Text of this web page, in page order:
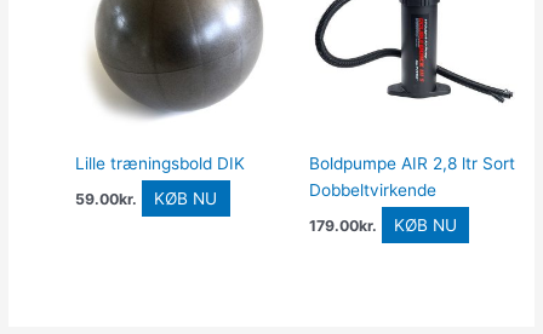
Lille træningsbold DIK
59.00kr. KØB NU
Boldpumpe AIR 2,8 ltr Sort
Dobbeltvirkende
179.00kr. KØB NU